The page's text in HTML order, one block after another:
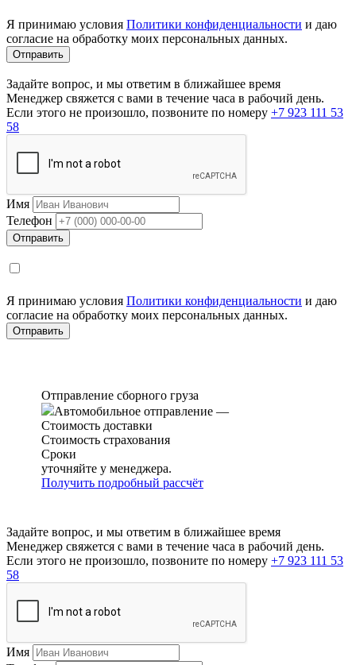
Я принимаю условия Политики конфиденциальности и даю
согласие на обработку моих персональных данных.
Задайте вопрос, и мы ответим в ближайшее время
Менеджер свяжется с вами в течение часа в рабочий день.
Если этого не произошло, позвоните по номеру +7 923 111 53
58
Имя
Телефон
Я принимаю условия Политики конфиденциальности и даю
согласие на обработку моих персональных данных.
Отправление сборного груза
Автомобильное отправление —
Стоимость доставки
Стоимость страхования
Сроки
уточняйте у менеджера.
Получить подробный рассчёт
Задайте вопрос, и мы ответим в ближайшее время
Менеджер свяжется с вами в течение часа в рабочий день.
Если этого не произошло, позвоните по номеру +7 923 111 53
58
Имя